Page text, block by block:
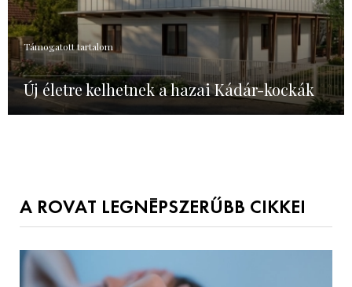
Támogatott tartalom
Új életre kelhetnek a hazai Kádár-kockák
A ROVAT LEGNÉPSZERŰBB CIKKEI